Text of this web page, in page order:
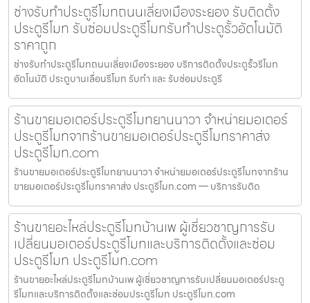
ช่างรับทำประตูรีโมทถนนเลี่ยงเมืองระยอง รับติดตั้ง
ประตูรีโมท รับซ่อมประตูรีโมทรับทำประตูรั้วอัตโนมัติ
ราคาถูก
ช่างรับทำประตูรีโมทถนนเลี่ยงเมืองระยอง บริการติดตั้งประตูรั้วรีโมท
อัตโนมัติ ประตูบานเลื่อนรีโมท รับทำ และ รับซ่อมประตูรี
ร้านขายมอเตอร์ประตูรีโมทยานนาวา จำหน่ายมอเตอร์
ประตูรีโมทจากร้านขายมอเตอร์ประตูรีโมทราคาส่ง
ประตูรีโมท.com
ร้านขายมอเตอร์ประตูรีโมทยานนาวา จำหน่ายมอเตอร์ประตูรีโมทจากร้าน
ขายมอเตอร์ประตูรีโมทราคาส่ง ประตูรีโมท.com — บริการรับติด
ร้านขายอะไหล่ประตูรีโมทบ้านเพ ผู้เชี่ยวชาญการรับ
เปลี่ยนมอเตอร์ประตูรีโมทและบริการติดตั้งและซ่อม
ประตูรีโมท ประตูรีโมท.com
ร้านขายอะไหล่ประตูรีโมทบ้านเพ ผู้เชี่ยวชาญการรับเปลี่ยนมอเตอร์ประตู
รีโมทและบริการติดตั้งและซ่อมประตูรีโมท ประตูรีโมท.com